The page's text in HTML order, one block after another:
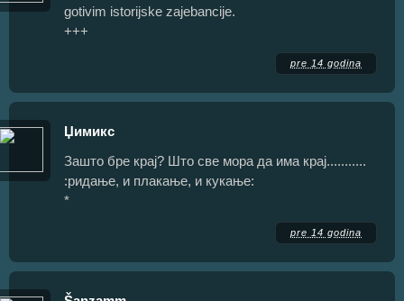
gotivim istorijske zajebancije.
+++
pre 14 godina
Џимикс
Зашто бре крај? Што све мора да има крај...........
:ридање, и плакање, и кукање:
*
pre 14 godina